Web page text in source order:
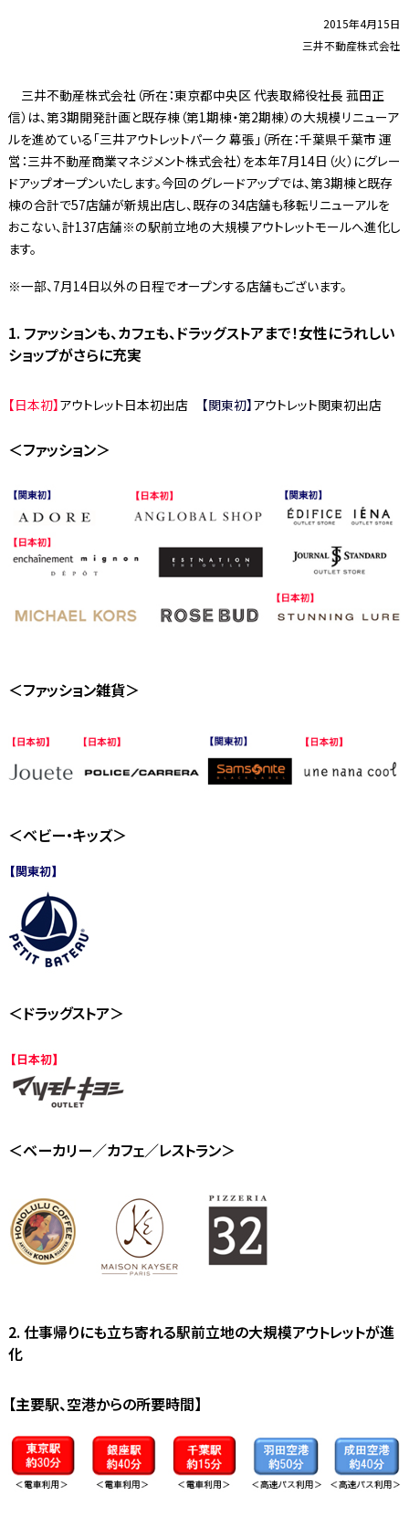
2015年4月15日
三井不動産株式会社
三井不動産株式会社（所在：東京都中央区 代表取締役社長 菰田正
信）は、第3期開発計画と既存棟（第1期棟・第2期棟）の大規模リニューア
ルを進めている「三井アウトレットパーク 幕張」（所在：千葉県千葉市 運
営：三井不動産商業マネジメント株式会社）を本年7月14日（火）にグレー
ドアップオープンいたします。今回のグレードアップでは、第3期棟と既存
棟の合計で57店舗が新規出店し、既存の34店舗も移転リニューアルを
おこない、計137店舗※の駅前立地の大規模アウトレットモールへ進化し
ます。
一部、7月14日以外の日程でオープンする店舗もございます。
1. ファッションも、カフェも、ドラッグストアまで！女性にうれしい
ショップがさらに充実
【日本初】アウトレット日本初出店 【関東初】アウトレット関東初出店
＜ファッション＞
＜ファッション雑貨＞
＜ベビー・キッズ＞
＜ドラッグストア＞
＜ベーカリー／カフェ／レストラン＞
2. 仕事帰りにも立ち寄れる駅前立地の大規模アウトレットが進
化
【主要駅、空港からの所要時間】